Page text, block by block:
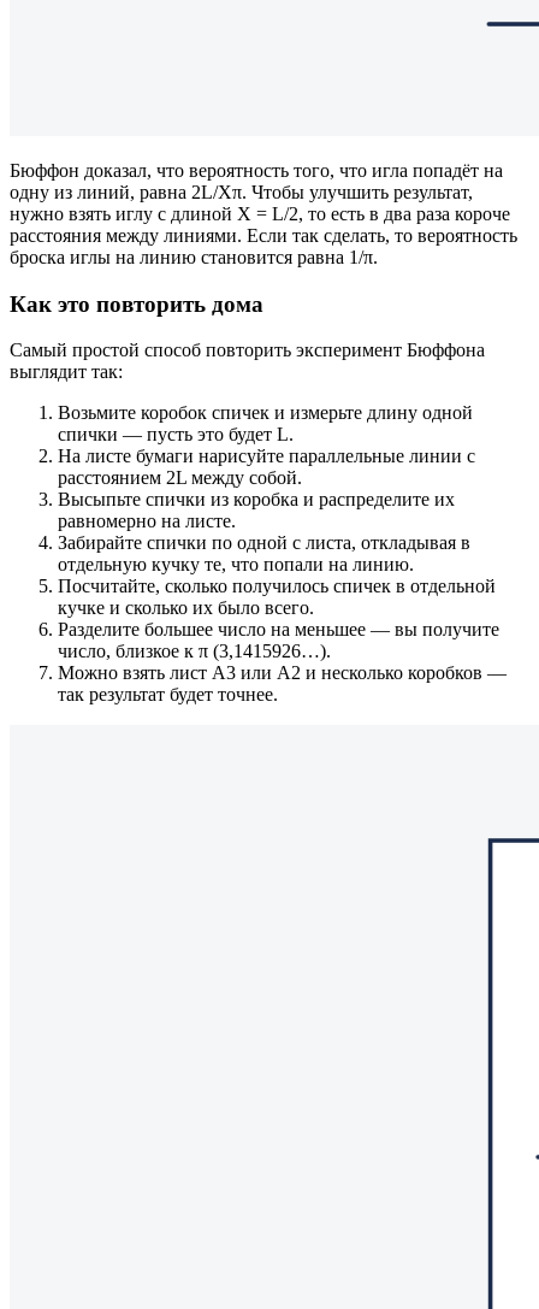
Бюффон доказал, что вероятность того, что игла попадёт на
одну из линий, равна 2L/Xπ. Чтобы улучшить результат,
нужно взять иглу с длиной X = L/2, то есть в два раза короче
расстояния между линиями. Если так сделать, то вероятность
броска иглы на линию становится равна 1/π.
Как это повторить дома
Самый простой способ повторить эксперимент Бюффона
выглядит так:
Возьмите коробок спичек и измерьте длину одной
спички — пусть это будет L.
На листе бумаги нарисуйте параллельные линии с
расстоянием 2L между собой.
Высыпьте спички из коробка и распределите их
равномерно на листе.
Забирайте спички по одной с листа, откладывая в
отдельную кучку те, что попали на линию.
Посчитайте, сколько получилось спичек в отдельной
кучке и сколько их было всего.
Разделите большее число на меньшее — вы получите
число, близкое к π (3,1415926…).
Можно взять лист А3 или А2 и несколько коробков —
так результат будет точнее.